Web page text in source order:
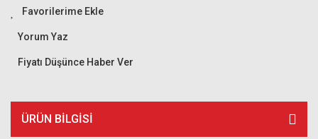
Yorum Yaz
Fiyatı Düşünce Haber Ver
ÜRÜN BILGISI